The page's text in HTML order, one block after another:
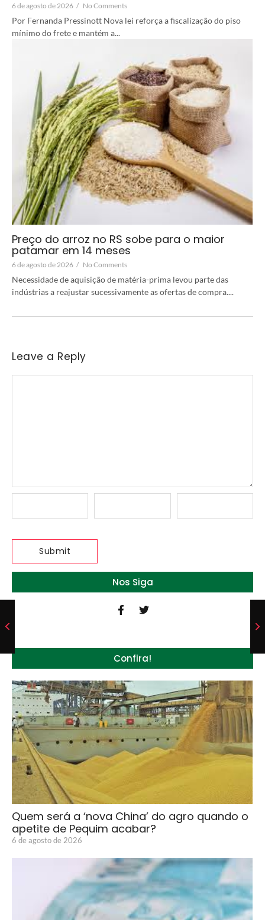
6 de agosto de 2026 / No Comments
Por Fernanda Pressinott Nova lei reforça a fiscalização do piso
mínimo do frete e mantém a...
Preço do arroz no RS sobe para o maior
patamar em 14 meses
6 de agosto de 2026 / No Comments
Necessidade de aquisição de matéria-prima levou parte das
indústrias a reajustar sucessivamente as ofertas de compra....
Leave a Reply
Nos Siga
Confira!
Quem será a ‘nova China’ do agro quando o
apetite de Pequim acabar?
6 de agosto de 2026